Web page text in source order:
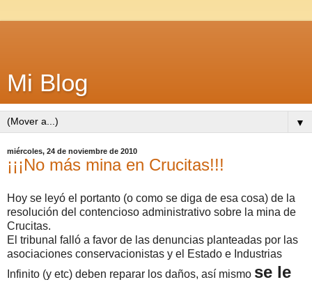
Mi Blog
▼
miércoles, 24 de noviembre de 2010
¡¡¡No más mina en Crucitas!!!
Hoy se leyó el portanto (o como se diga de esa cosa) de la
resolución del contencioso administrativo sobre la mina de
Crucitas.
El tribunal falló a favor de las denuncias planteadas por las
asociaciones conservacionistas y el Estado e Industrias
Infinito (y etc) deben reparar los daños, así mismo se le